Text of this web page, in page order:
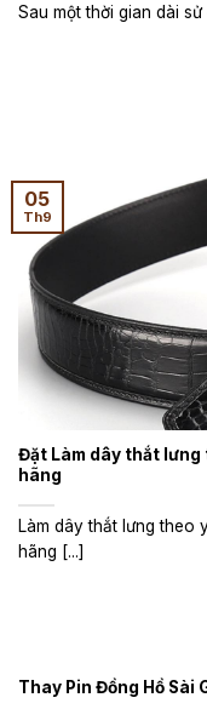
Sau một thời gian dài
Đặt Làm dây thắt lưng
hãng
Làm dây thắt lưng theo
hãng [...]
05
Th9
Thay Pin Đồng Hồ Sài